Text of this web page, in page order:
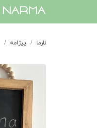
​narma
نارما پیژامه